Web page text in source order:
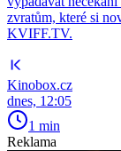
zvratům, které si
KVIFF.TV.
Kinobox.cz
dnes, 12:05
1 min
Reklama